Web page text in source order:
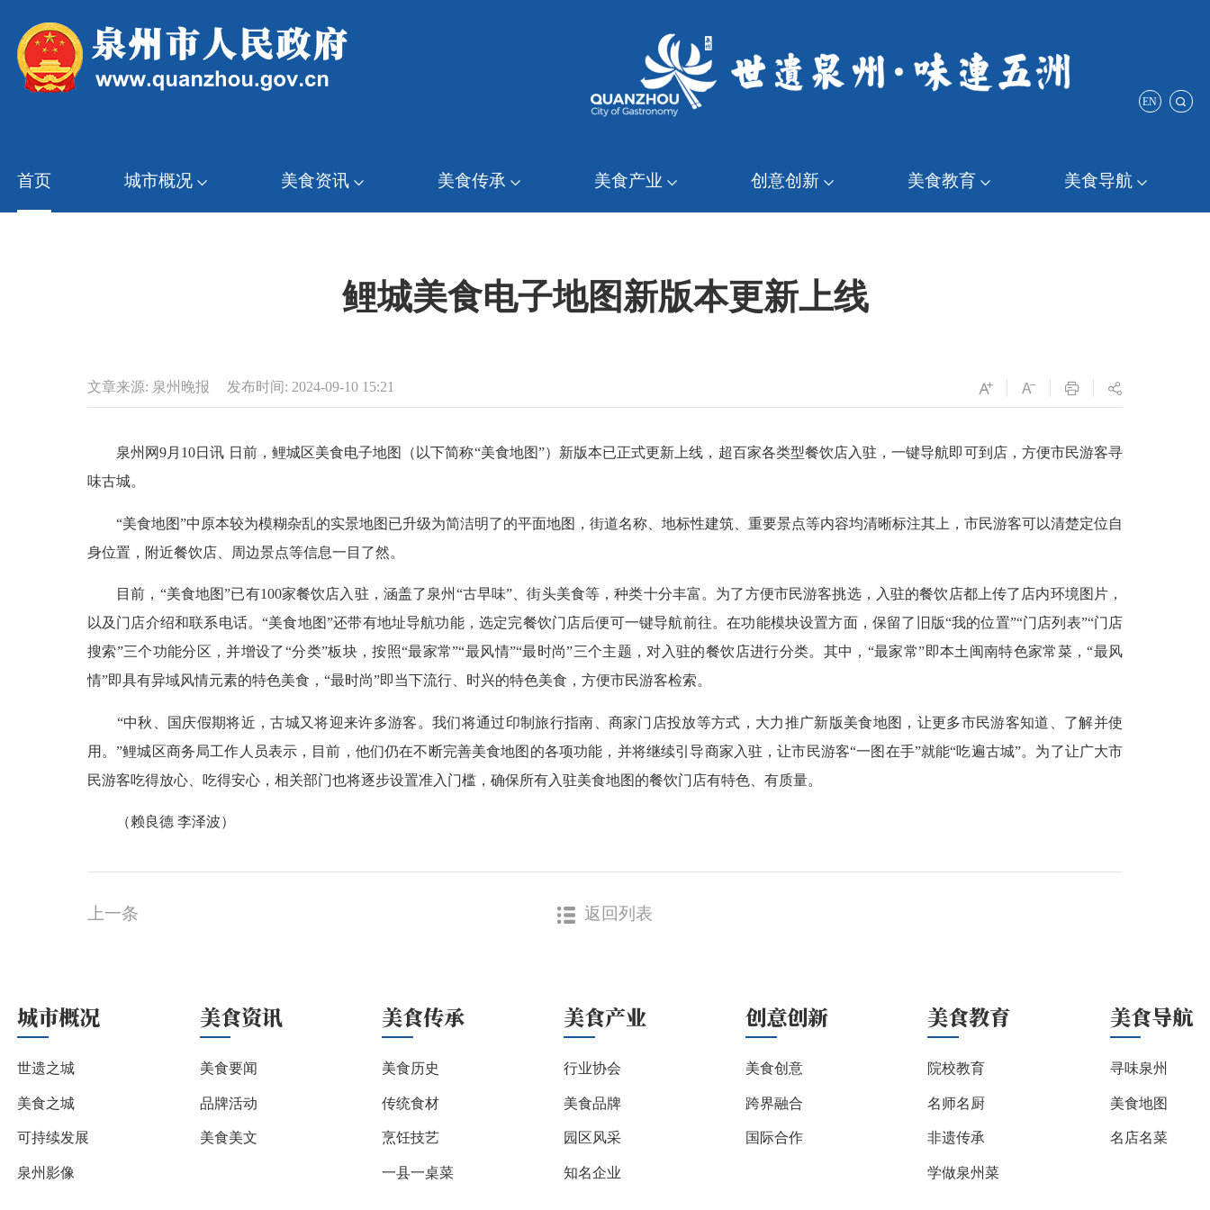
EN
首页 城市概况 美食资讯 美食传承 美食产业 创意创新 美食教育 美食导航
鲤城美食电子地图新版本更新上线
文章来源: 泉州晚报 发布时间: 2024-09-10 15:21
泉州网9月10日讯 日前，鲤城区美食电子地图（以下简称“美食地图”）新版本已正式更新上线，超百家各类型餐饮店入驻，一键导航即可到店，方便市民游客寻
味古城。
“美食地图”中原本较为模糊杂乱的实景地图已升级为简洁明了的平面地图，街道名称、地标性建筑、重要景点等内容均清晰标注其上，市民游客可以清楚定位自
身位置，附近餐饮店、周边景点等信息一目了然。
目前，“美食地图”已有100家餐饮店入驻，涵盖了泉州“古早味”、街头美食等，种类十分丰富。为了方便市民游客挑选，入驻的餐饮店都上传了店内环境图片，
以及门店介绍和联系电话。“美食地图”还带有地址导航功能，选定完餐饮门店后便可一键导航前往。在功能模块设置方面，保留了旧版“我的位置”“门店列表”“门店
搜索”三个功能分区，并增设了“分类”板块，按照“最家常”“最风情”“最时尚”三个主题，对入驻的餐饮店进行分类。其中，“最家常”即本土闽南特色家常菜，“最风
情”即具有异域风情元素的特色美食，“最时尚”即当下流行、时兴的特色美食，方便市民游客检索。
“中秋、国庆假期将近，古城又将迎来许多游客。我们将通过印制旅行指南、商家门店投放等方式，大力推广新版美食地图，让更多市民游客知道、了解并使
用。”鲤城区商务局工作人员表示，目前，他们仍在不断完善美食地图的各项功能，并将继续引导商家入驻，让市民游客“一图在手”就能“吃遍古城”。为了让广大市
民游客吃得放心、吃得安心，相关部门也将逐步设置准入门槛，确保所有入驻美食地图的餐饮门店有特色、有质量。
（赖良德 李泽波）
上一条 返回列表
城市概况
世遗之城
美食之城
可持续发展
泉州影像
美食资讯
美食要闻
品牌活动
美食美文
美食传承
美食历史
传统食材
烹饪技艺
一县一桌菜
美食产业
行业协会
美食品牌
园区风采
知名企业
创意创新
美食创意
跨界融合
国际合作
美食教育
院校教育
名师名厨
非遗传承
学做泉州菜
美食导航
寻味泉州
美食地图
名店名菜